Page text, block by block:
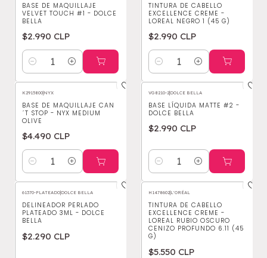
BASE DE MAQUILLAJE
VELVET TOUCH #1 - DOLCE
BELLA
$2.990 CLP
Cantidad
TINTURA DE CABELLO
EXCELLENCE CREME -
LOREAL NEGRO 1 (45 G)
$2.990 CLP
Cantidad
K2915800|NYX
BASE DE MAQUILLAJE CAN
´T STOP - NYX MEDIUM
OLIVE
$4.490 CLP
Cantidad
VG8210-2|DOLCE BELLA
BASE LÍQUIDA MATTE #2 -
DOLCE BELLA
$2.990 CLP
Cantidad
61370-PLATEADO|DOLCE BELLA
DELINEADOR PERLADO
PLATEADO 3ML - DOLCE
BELLA
$2.290 CLP
H1478602|L'ORÉAL
TINTURA DE CABELLO
EXCELLENCE CREME -
LOREAL RUBIO OSCURO
CENIZO PROFUNDO 6.11 (45
G)
$5.550 CLP